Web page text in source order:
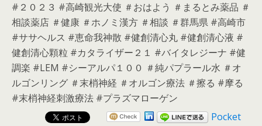
#２０２３ #高崎観光大使 ＃おはよう ＃まるとみ薬品 ＃
相談薬店 ＃健康 ＃ホノミ漢方 ＃相談 ＃群馬県 #高崎市
#ササヘルス #恵命我神散 #健創清心丸 #健創清心液 #
健創清心顆粒 #カタライザー２１ #バイタレジーナ #健
調楽 #LEM #シーアルパ１００ ＃純パプラール水 ＃オ
ルゴンリング ＃末梢神経 ＃オルゴン療法 ＃擦る #摩る
#末梢神経刺激療法 #プラズマローゲン
Pocket